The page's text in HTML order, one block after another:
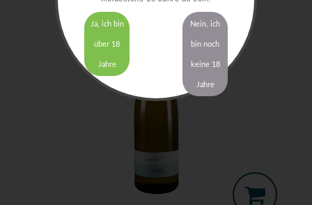
Ja, ich bin
über 18
Jahre
Nein, ich
bin noch
keine 18
Jahre